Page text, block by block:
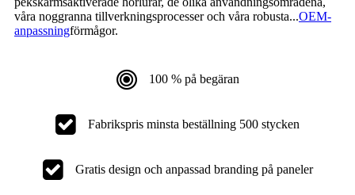
våra noggranna tillverkningsprocesser och våra robusta...OEM-
anpassningförmågor.
100 % på begäran
Fabrikspris minsta beställning 500 stycken
Gratis design och anpassad branding på paneler